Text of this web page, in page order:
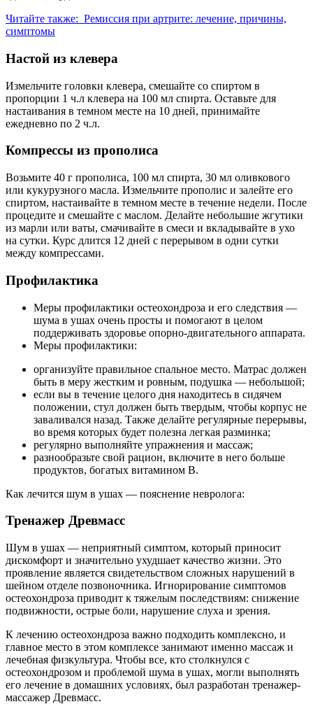
Читайте также: Ремиссия при артрите: лечение, причины,
симптомы
Настой из клевера
Измельчите головки клевера, смешайте со спиртом в
пропорции 1 ч.л клевера на 100 мл спирта. Оставьте для
настаивания в темном месте на 10 дней, принимайте
ежедневно по 2 ч.л.
Компрессы из прополиса
Возьмите 40 г прополиса, 100 мл спирта, 30 мл оливкового
или кукурузного масла. Измельчите прополис и залейте его
спиртом, настаивайте в темном месте в течение недели. После
процедите и смешайте с маслом. Делайте небольшие жгутики
из марли или ваты, смачивайте в смеси и вкладывайте в ухо
на сутки. Курс длится 12 дней с перерывом в одни сутки
между компрессами.
Профилактика
Меры профилактики остеохондроза и его следствия —
шума в ушах очень просты и помогают в целом
поддерживать здоровье опорно-двигательного аппарата.
Меры профилактики:
организуйте правильное спальное место. Матрас должен
быть в меру жестким и ровным, подушка — небольшой;
если вы в течение целого дня находитесь в сидячем
положении, стул должен быть твердым, чтобы корпус не
заваливался назад. Также делайте регулярные перерывы,
во время которых будет полезна легкая разминка;
регулярно выполняйте упражнения и массаж;
разнообразьте свой рацион, включите в него больше
продуктов, богатых витамином В.
Как лечится шум в ушах — пояснение невролога:
Тренажер Древмасс
Шум в ушах — неприятный симптом, который приносит
дискомфорт и значительно ухудшает качество жизни. Это
проявление является свидетельством сложных нарушений в
шейном отделе позвоночника. Игнорирование симптомов
остеохондроза приводит к тяжелым последствиям: снижение
подвижности, острые боли, нарушение слуха и зрения.
К лечению остеохондроза важно подходить комплексно, и
главное место в этом комплексе занимают именно массаж и
лечебная физкультура. Чтобы все, кто столкнулся с
остеохондрозом и проблемой шума в ушах, могли выполнять
его лечение в домашних условиях, был разработан тренажер-
массажер Древмасс.